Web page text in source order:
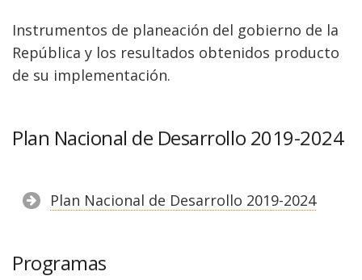
Instrumentos de planeación del gobierno de la
República y los resultados obtenidos producto
de su implementación.
Plan Nacional de Desarrollo 2019-2024
Plan Nacional de Desarrollo 2019-2024
Programas